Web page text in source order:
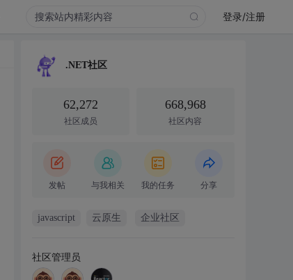
登录/注册
.NET社区
62,272
社区成员
668,968
社区内容
发帖 与我相关 我的任务 分享
javascript 云原生 企业社区
社区管理员